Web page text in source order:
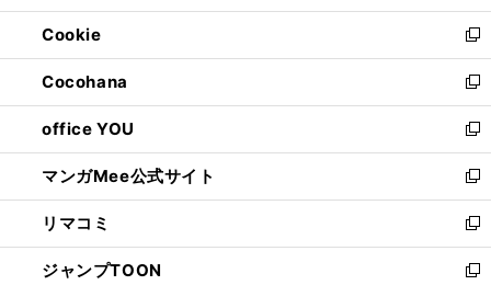
開
く
ウ
で
開
く
ン
ド
ウ
で
開
く
ウ
ィ
ン
ド
ウ
で
開
く
Cookie
新
し
い
ウ
ィ
ン
ド
ウ
で
開
く
Cocohana
新
し
い
ウ
ィ
ン
ド
ウ
で
office YOU
新
し
い
ウ
ィ
ン
ド
マンガMee公式サイト
新
し
い
ウ
ィ
リマコミ
新
し
い
ジャンプTOON 新